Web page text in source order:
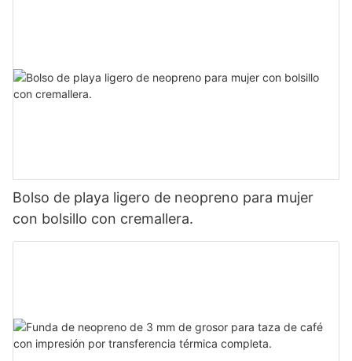
Bolso de playa ligero de neopreno para mujer
con bolsillo con cremallera.